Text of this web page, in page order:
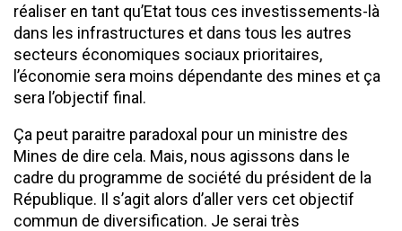
réaliser en tant qu’Etat tous ces investissements-là
dans les infrastructures et dans tous les autres
secteurs économiques sociaux prioritaires,
l’économie sera moins dépendante des mines et ça
sera l’objectif final.
Ça peut paraitre paradoxal pour un ministre des
Mines de dire cela. Mais, nous agissons dans le
cadre du programme de société du président de la
République. Il s’agit alors d’aller vers cet objectif
commun de diversification. Je serai très